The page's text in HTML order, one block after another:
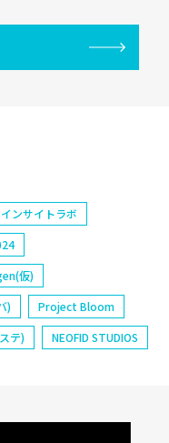
ンサイトラボ
仮)
)
Project Bloom
テ)
NEOFID STUDIOS